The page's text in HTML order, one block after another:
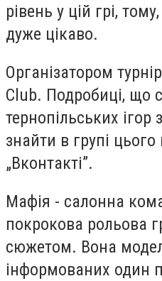
рівень у цій грі,
дуже цікаво.
Організатором
Club. Подробиці, що
тернопільських ігор
знайти в групі
„Вконтакті”.
Мафія - салонна
покрокова рольова
сюжетом. Вона
інформованих один